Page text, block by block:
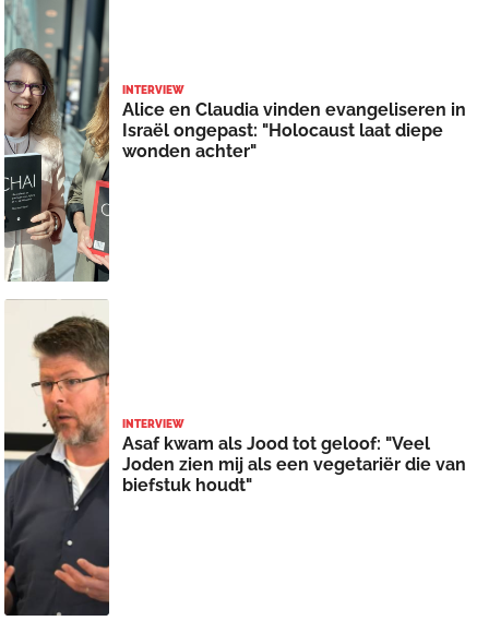
INTERVIEW
Alice en Claudia vinden evangeliseren in
Israël ongepast: "Holocaust laat diepe
wonden achter"
INTERVIEW
Asaf kwam als Jood tot geloof: "Veel
Joden zien mij als een vegetariër die van
biefstuk houdt"